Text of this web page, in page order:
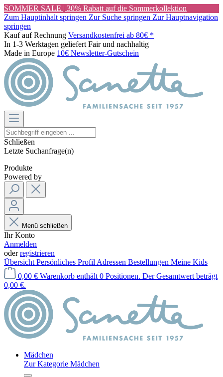
SOMMER SALE | 30% Rabatt auf die Sommerkollektion
Zum Hauptinhalt springen Zur Suche springen Zur Hauptnavigation
springen
Kauf auf Rechnung Versandkostenfrei ab 80€ *
In 1-3 Werktagen geliefert Fair und nachhaltig
Made in Europe 10€ Newsletter-Gutschein
Schließen
Letzte Suchanfrage(n)
Produkte
Powered by
Menü schließen
Ihr Konto
Anmelden
oderregistrieren
Übersicht Persönliches Profil Adressen Bestellungen Meine Kids
0,00 € Warenkorb enthält 0 Positionen. Der Gesamtwert beträgt
0,00 €.
Mädchen
Zur Kategorie Mädchen